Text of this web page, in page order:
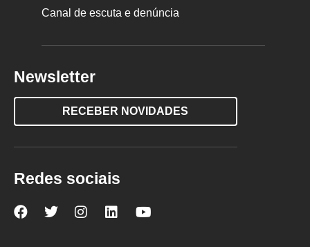
Canal de escuta e denúncia
Newsletter
RECEBER NOVIDADES
Redes sociais
NovaNova Nova Nova